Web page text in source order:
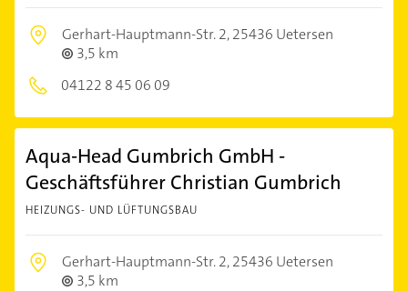
Gerhart-Hauptmann-Str. 2,25436 Uetersen
3,5 km
04122 8 45 06 09
Aqua-Head Gumbrich GmbH -
Geschäftsführer Christian Gumbrich
HEIZUNGS- UND LÜFTUNGSBAU
Gerhart-Hauptmann-Str. 2,25436 Uetersen
3,5 km